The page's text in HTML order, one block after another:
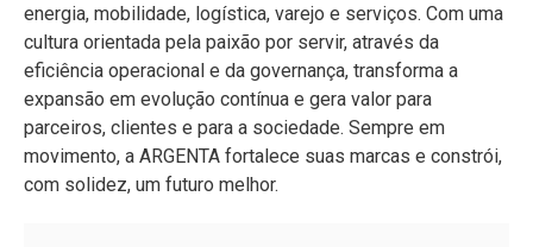
energia, mobilidade, logística, varejo e serviços. Com uma
cultura orientada pela paixão por servir, através da
eficiência operacional e da governança, transforma a
expansão em evolução contínua e gera valor para
parceiros, clientes e para a sociedade. Sempre em
movimento, a ARGENTA fortalece suas marcas e constrói,
com solidez, um futuro melhor.